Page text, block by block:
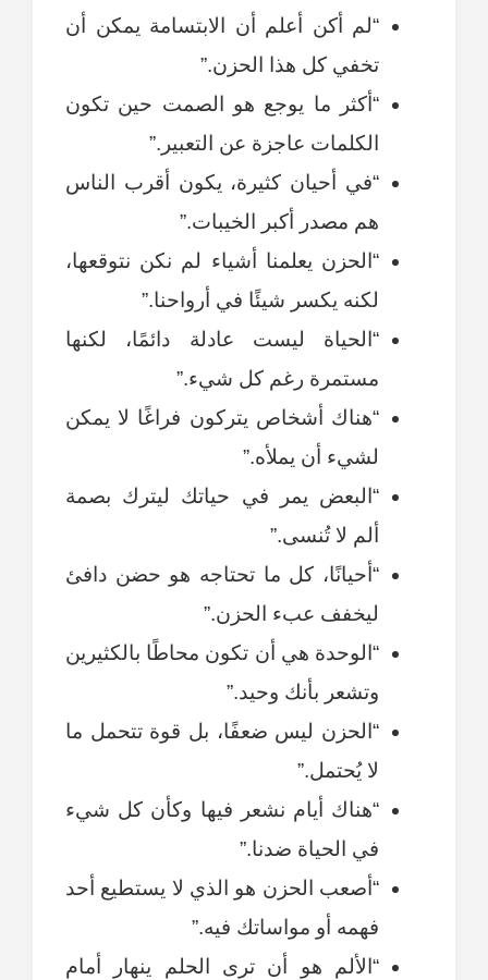
“لم أكن أعلم أن الابتسامة يمكن أن
تخفي كل هذا الحزن.”
“أكثر ما يوجع هو الصمت حين تكون
الكلمات عاجزة عن التعبير.”
“في أحيان كثيرة، يكون أقرب الناس
هم مصدر أكبر الخيبات.”
“الحزن يعلمنا أشياء لم نكن نتوقعها،
لكنه يكسر شيئًا في أرواحنا.”
“الحياة ليست عادلة دائمًا، لكنها
مستمرة رغم كل شيء.”
“هناك أشخاص يتركون فراغًا لا يمكن
لشيء أن يملأه.”
“البعض يمر في حياتك ليترك بصمة
ألم لا تُنسى.”
“أحيانًا، كل ما تحتاجه هو حضن دافئ
ليخفف عبء الحزن.”
“الوحدة هي أن تكون محاطًا بالكثيرين
وتشعر بأنك وحيد.”
“الحزن ليس ضعفًا، بل قوة تتحمل ما
لا يُحتمل.”
“هناك أيام نشعر فيها وكأن كل شيء
في الحياة ضدنا.”
“أصعب الحزن هو الذي لا يستطيع أحد
فهمه أو مواساتك فيه.”
“الألم هو أن ترى الحلم ينهار أمام